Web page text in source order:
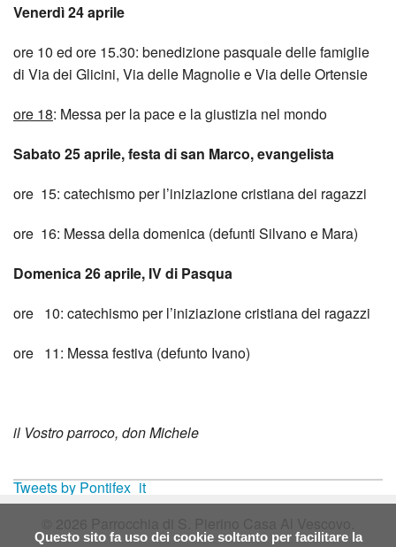
Questo sito fa uso dei cookie soltanto per facilitare la
Venerdì 24 aprile
ore 10 ed ore 15.30: benedizione pasquale delle famiglie
di Via dei Glicini, Via delle Magnolie e Via delle Ortensie
ore 18: Messa per la pace e la giustizia nel mondo
Sabato 25 aprile, festa di san Marco, evangelista
ore 15: catechismo per l’iniziazione cristiana dei ragazzi
ore 16: Messa della domenica (defunti Silvano e Mara)
Domenica 26 aprile, IV di Pasqua
ore 10: catechismo per l’iniziazione cristiana dei ragazzi
ore 11: Messa festiva (defunto Ivano)
il Vostro parroco, don Michele
Tweets by Pontifex_it